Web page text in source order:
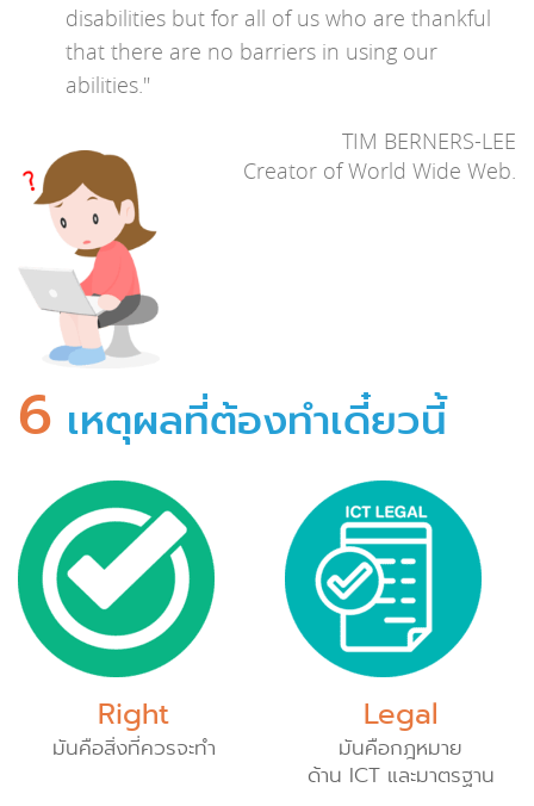
disabilities but for all of us who are thankful
that there are no barriers in using our
abilities."
TIM BERNERS-LEE
Creator of World Wide Web.
6 เหตุผลที่ต้องทำเดี๋ยวนี้
Right
มันคือสิ่งที่ควรจะทํา
Legal
มันคือกฎหมาย
ด้าน ICT และมาตรฐาน